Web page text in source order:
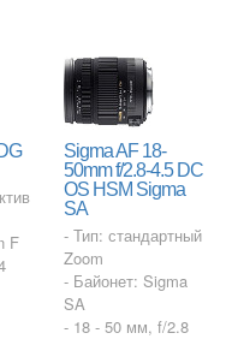
F
Sigma AF 18-
50mm f/2.8-4.5 DC
OS HSM Sigma
SA
- Тип: стандартный
Zoom
- Байонет: Sigma
SA
- 18 - 50 мм, f/2.8